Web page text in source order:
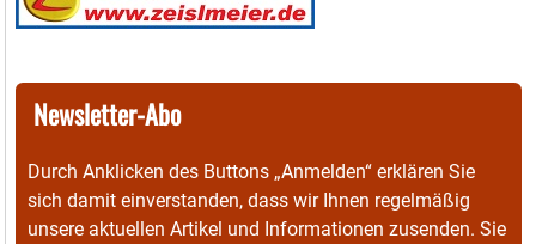
Newsletter-Abo
Durch Anklicken des Buttons „Anmelden“ erklären Sie
sich damit einverstanden, dass wir Ihnen regelmäßig
unsere aktuellen Artikel und Informationen zusenden. Sie